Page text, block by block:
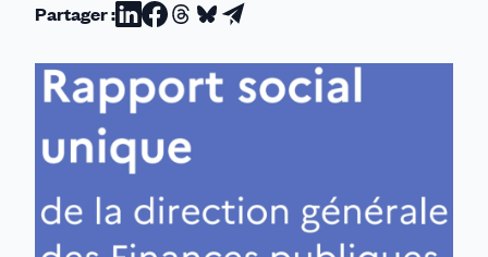
Partager :Partager
sur
Linkedin
Partager
sur
Facebook
Partager
sur
Threads
Partager
sur
Bluesky
Partager
par
email